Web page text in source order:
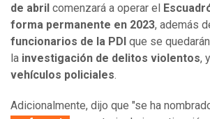
de abril comenzará a operar el
forma permanente en 2023, además
funcionarios de la PDI que se
la investigación de delitos violentos,
vehículos policiales.
Adicionalmente, dijo que "se ha